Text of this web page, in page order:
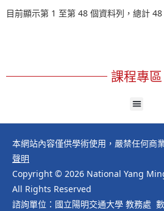
目前顯示第 1 至第 48 個資料列，總計
課程專區
本網站內容僅供學術使用，嚴禁任何商
聲明
Copyright © 2026 National Yang
All Rights Reserved
諮詢單位：國立陽明交通大學 教務處